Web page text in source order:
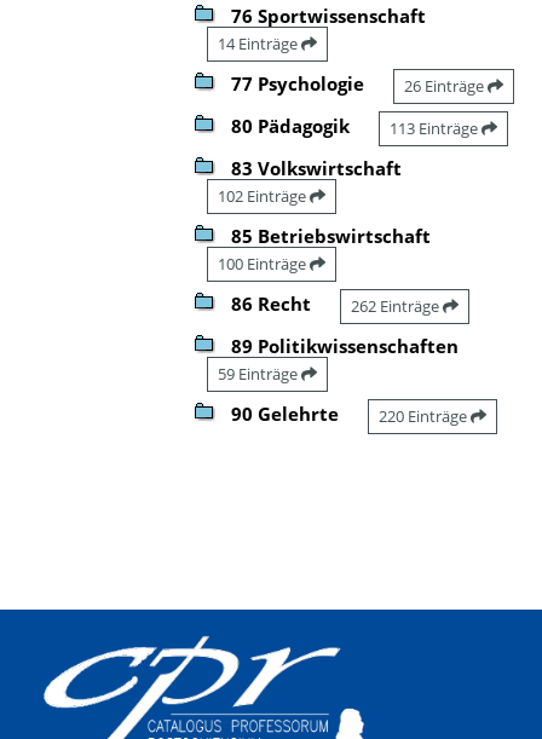
76 Sportwissenschaft
14 Einträge
77 Psychologie 26 Einträge
80 Pädagogik 113 Einträge
83 Volkswirtschaft
102 Einträge
85 Betriebswirtschaft
100 Einträge
86 Recht 262 Einträge
89 Politikwissenschaften
59 Einträge
90 Gelehrte 220 Einträge